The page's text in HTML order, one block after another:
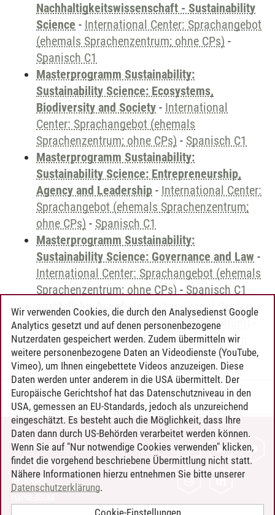
Nachhaltigkeitswissenschaft - Sustainability
Science - International Center: Sprachangebot
(ehemals Sprachenzentrum; ohne CPs) -
Spanisch C1
Masterprogramm Sustainability:
Sustainability Science: Ecosystems,
Biodiversity and Society - International
Center: Sprachangebot (ehemals
Sprachenzentrum; ohne CPs) - Spanisch C1
Masterprogramm Sustainability:
Sustainability Science: Entrepreneurship,
Agency and Leadership - International Center:
Sprachangebot (ehemals Sprachenzentrum;
ohne CPs) - Spanisch C1
Masterprogramm Sustainability:
Sustainability Science: Governance and Law -
International Center: Sprachangebot (ehemals
Sprachenzentrum; ohne CPs) - Spanisch C1
zusätzliche Angebote- International Center:
Sprachangebot (ehemals Sprachenzentrum)
Sprachangebot und Sonderveranstaltungen
Timo Leder/30.06.2024
KONTAKT
LEUPHANA ALS ARBEITGEBER
INTRANET
Wir verwenden Cookies, die durch den Analysedienst Google
Analytics gesetzt und auf denen personenbezogene
Nutzerdaten gespeichert werden. Zudem übermitteln wir
weitere personenbezogene Daten an Videodienste (YouTube,
Vimeo), um Ihnen eingebettete Videos anzuzeigen. Diese
Daten werden unter anderem in die USA übermittelt. Der
Europäische Gerichtshof hat das Datenschutzniveau in den
USA, gemessen an EU-Standards, jedoch als unzureichend
eingeschätzt. Es besteht auch die Möglichkeit, dass Ihre
Daten dann durch US-Behörden verarbeitet werden können.
Wenn Sie auf "Nur notwendige Cookies verwenden" klicken,
findet die vorgehend beschriebene Übermittlung nicht statt.
Nähere Informationen hierzu entnehmen Sie bitte unserer
Datenschutzerklärung.
Cookie-Einstellungen